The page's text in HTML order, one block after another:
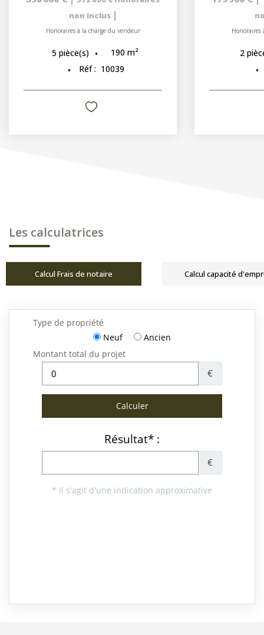
non inclus |
Honoraires à la charge du vendeur
5 pièce(s) 190 m²
Réf : 10039
Honoraires
2
Les calculatrices
Calcul Frais de notaire Calcul capacité